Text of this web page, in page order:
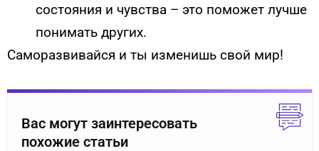
состояния и чувства – это поможет лучше
понимать других.
Саморазвивайся и ты изменишь свой мир!
Вас могут заинтересовать
похожие статьи